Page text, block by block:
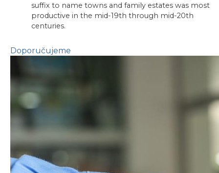
suffix to name towns and family estates was most
productive in the mid-19th through mid-20th
centuries.
Doporučujeme